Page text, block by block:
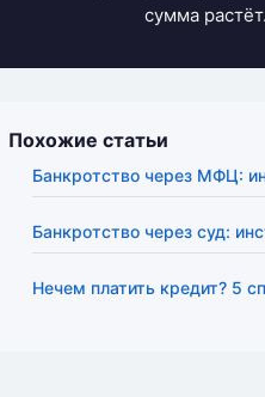
сумма
Похожие статьи
Банкротство через МФЦ:
Банкротство через суд:
Нечем платить кредит? 5